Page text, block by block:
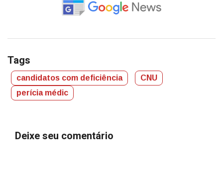
Tags
candidatos com deficiência
CNU
perícia médic
Deixe seu comentário